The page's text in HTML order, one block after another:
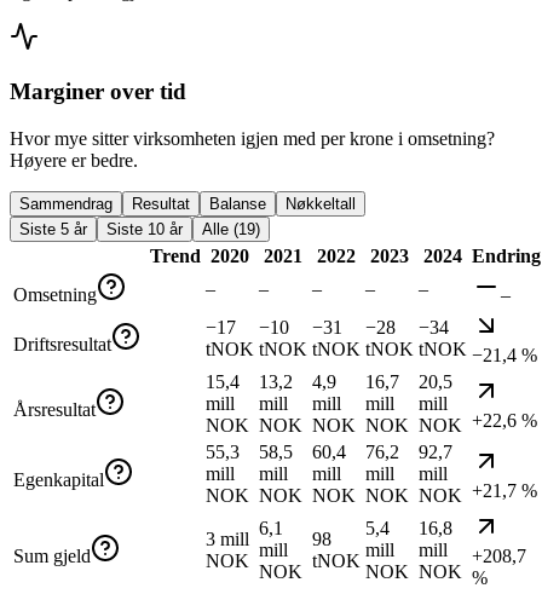
Marginer over tid
Hvor mye sitter virksomheten igjen med per krone i omsetning?
Høyere er bedre.
Sammendrag Resultat Balanse
Nøkkeltall
Siste 5 år
Siste 10 år Alle (19)
Trend 2020 2021 2022 2023 2024 Endring
Omsetning
– – – – – –
Driftsresultat
−17
tNOK
−10
tNOK
−31
tNOK
−28
tNOK
−34
tNOK −21,4 %
Årsresultat
15,4
mill
NOK
13,2
mill
NOK
4,9
mill
NOK
16,7
mill
NOK
20,5
mill
NOK +22,6 %
Egenkapital
55,3
mill
NOK
58,5
mill
NOK
60,4
mill
NOK
76,2
mill
NOK
92,7
mill
NOK +21,7 %
Sum gjeld
3 mill
NOK
6,1
mill
NOK
98
tNOK
5,4
mill
NOK
16,8
mill
NOK
+208,7
%